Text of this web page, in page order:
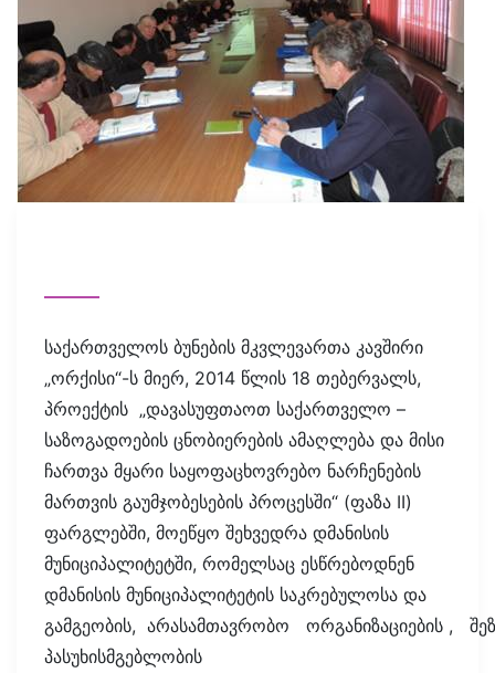
საქართველოს ბუნების მკვლევართა კავშირი
„ორქისი“-ს მიერ, 2014 წლის 18 თებერვალს,
პროექტის „დავასუფთაოთ საქართველო –
საზოგადოების ცნობიერების ამაღლება და მისი
ჩართვა მყარი საყოფაცხოვრებო ნარჩენების
მართვის გაუმჯობესების პროცესში“ (ფაზა II)
ფარგლებში, მოეწყო შეხვედრა დმანისის
მუნიციპალიტეტში, რომელსაც ესწრებოდნენ
დმანისის მუნიციპალიტეტის საკრებულოსა და
გამგეობის, არასამთავრობო ორგანიზაციების ,
პასუხისმგებლობის